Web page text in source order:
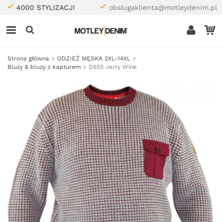
4000 STYLIZACJI obslugaklienta@motleydenim.pl
Strona główna
ODZIEŻ MĘSKA 2XL-14XL
Bluzy & bluzy z kapturem
D555 Jerry Wine